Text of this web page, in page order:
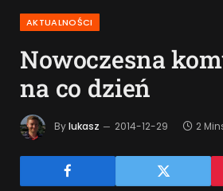
AKTUALNOŚCI
Nowoczesna
na co dzień
Bylukasz 2014-12-29 2